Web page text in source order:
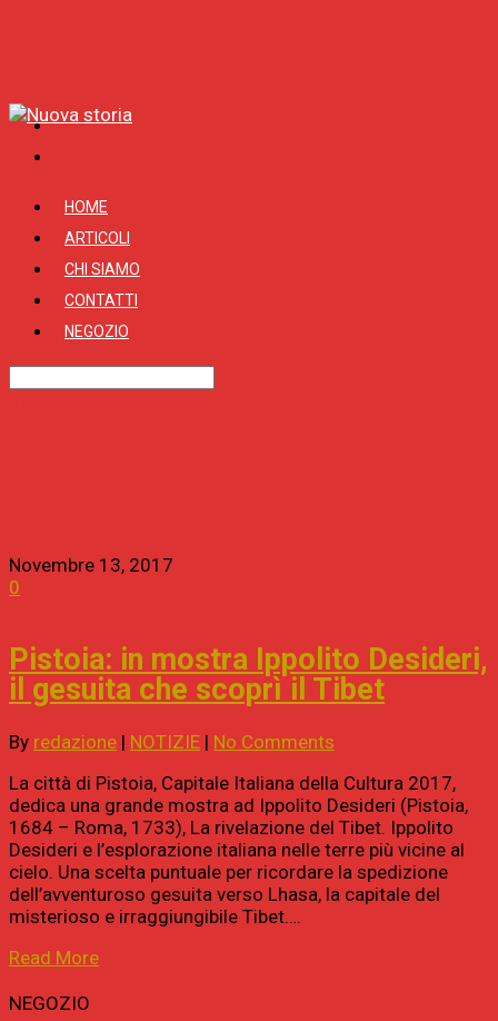
HOME
ARTICOLI
CHI SIAMO
CONTATTI
NEGOZIO
Novembre 13, 2017
0
Pistoia: in mostra Ippolito Desideri,
il gesuita che scoprì il Tibet
By redazione | NOTIZIE | No Comments
La città di Pistoia, Capitale Italiana della Cultura 2017,
dedica una grande mostra ad Ippolito Desideri (Pistoia,
1684 – Roma, 1733), La rivelazione del Tibet. Ippolito
Desideri e l’esplorazione italiana nelle terre più vicine al
cielo. Una scelta puntuale per ricordare la spedizione
dell’avventuroso gesuita verso Lhasa, la capitale del
misterioso e irraggiungibile Tibet….
Read More
NEGOZIO